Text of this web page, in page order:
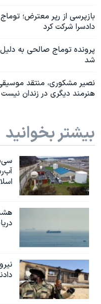
بازپرسی از رپر معترض؛
دادسرا شرکت کرد
پرونده توماج صالحی به دلیل
شد
نصیر مشکوری، منتقد
هنرمند دیگری در زندان نیست
بیشتر بخوانید